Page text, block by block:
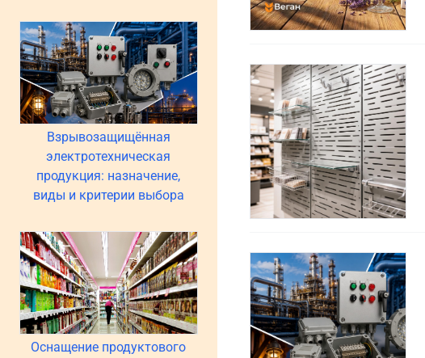
Взрывозащищённая
электротехническая
продукция: назначение,
виды и критерии выбора
Оснащение продуктового